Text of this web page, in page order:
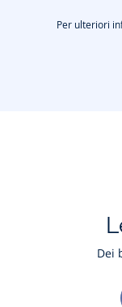
Per ulteriori
Dei